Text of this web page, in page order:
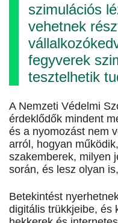
szimulációs
vehetnek
fegyverek
tesztelhetik
A Nemzeti Védelmi
érdeklődők mindent
és a nyomozást nem
arról, hogyan
szakemberek, milyen
során, és lesz olyan
Betekintést
digitális trükkjeibe, és